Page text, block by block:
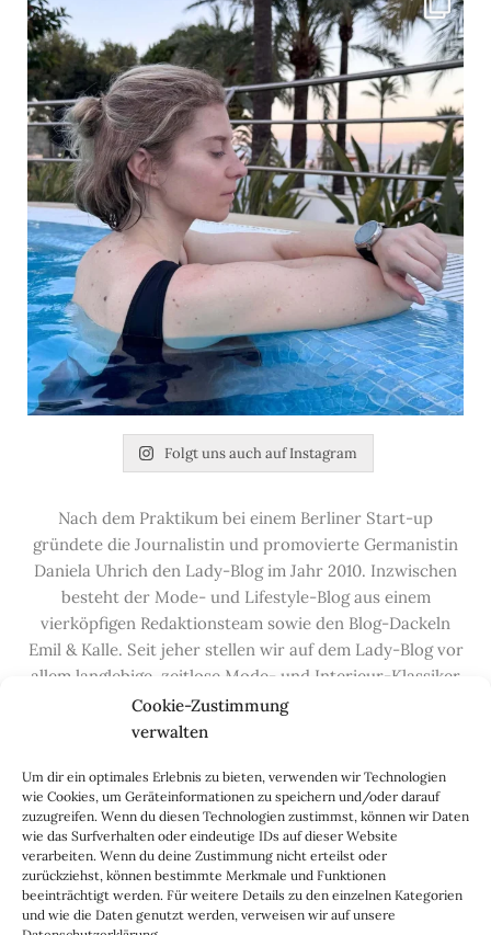
Cookie-Zustimmung
verwalten
Um dir ein optimales Erlebnis zu bieten, verwenden wir Technologien
wie Cookies, um Geräteinformationen zu speichern und/oder darauf
zuzugreifen. Wenn du diesen Technologien zustimmst, können wir Daten
wie das Surfverhalten oder eindeutige IDs auf dieser Website
verarbeiten. Wenn du deine Zustimmung nicht erteilst oder
zurückziehst, können bestimmte Merkmale und Funktionen
beeinträchtigt werden. Für weitere Details zu den einzelnen Kategorien
und wie die Daten genutzt werden, verweisen wir auf unsere
Folgt uns auch auf Instagram
Nach dem Praktikum bei einem Berliner Start-up
gründete die Journalistin und promovierte Germanistin
Daniela Uhrich den Lady-Blog im Jahr 2010. Inzwischen
besteht der Mode- und Lifestyle-Blog aus einem
vierköpfigen Redaktionsteam sowie den Blog-Dackeln
Emil & Kalle. Seit jeher stellen wir auf dem Lady-Blog vor
allem langlebige, zeitlose Mode- und Interieur-Klassiker
vor, die hochwertig verarbeitet und unter guten
Bedingungen hergestellt wurden – gerne „Made in
Handwerksberufe und kleine feine Firmen, denen wir
hier auf dem Blog eine Präsentationsfläche bieten, sowie
alle Dinge, die das Leben ein bisschen schöner machen.
Darüber hinaus legen wir großen Wert auf den
Austausch mit Euch, den Leserinnen – über die
Kommentarfunktion, dieLady-Frage, dieLove-List